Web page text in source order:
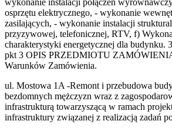
osprzętu elektrycznego, - wykonanie
zasilających, - wykonanie instalacji
przyzywowej, telefonicznej, RTV, f)
charakterystyki energetycznej dla budynku.
pkt 3 OPIS PRZEDMIOTU
Warunków Zamówienia.
ul. Mostowa 1A -Remont i przebudowa
bezdomnych mężczyzn wraz z
infrastrukturą towarzyszącą w ramach
infrastruktury związanej z realizacją zadań